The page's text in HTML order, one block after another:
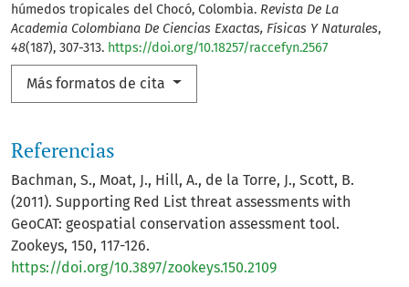
húmedos tropicales del Chocó, Colombia. Revista De La
Academia Colombiana De Ciencias Exactas, Físicas Y Naturales,
48(187), 307-313. https://doi.org/10.18257/raccefyn.2567
Más formatos de cita
Referencias
Bachman, S., Moat, J., Hill, A., de la Torre, J., Scott, B.
(2011). Supporting Red List threat assessments with
GeoCAT: geospatial conservation assessment tool.
Zookeys, 150, 117-126.
https://doi.org/10.3897/zookeys.150.2109